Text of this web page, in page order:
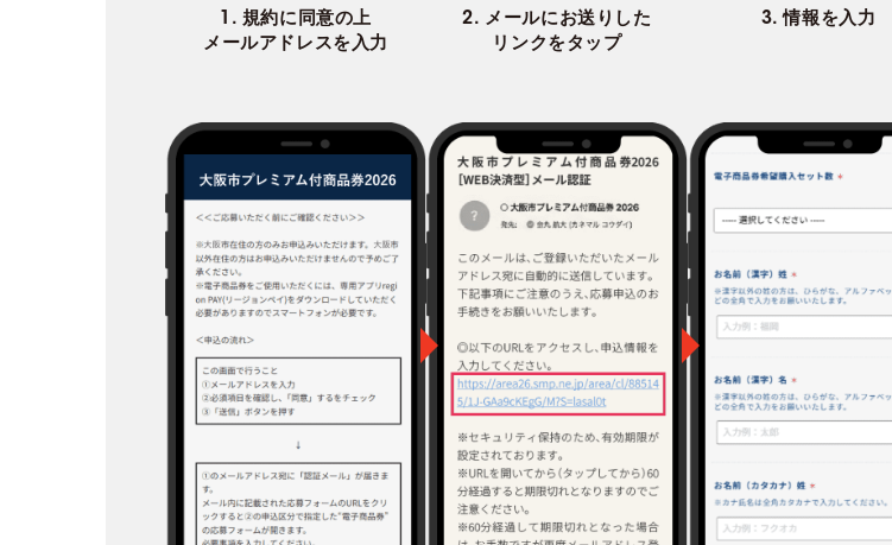
1. 規約に同意の上
メールアドレスを入力
2. メールにお送りした
リンクをタップ
3. 情報を入力